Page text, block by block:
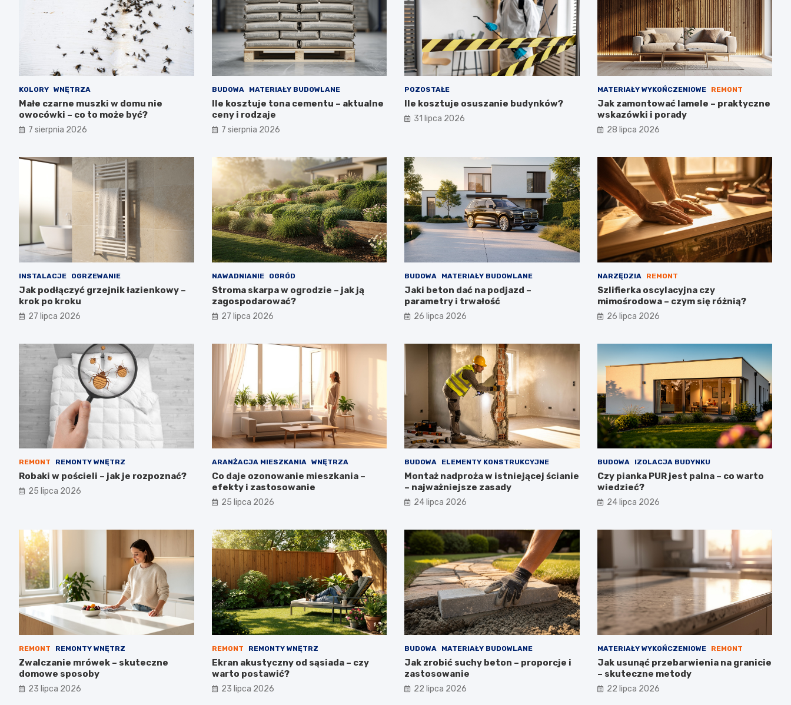
KOLORY WNĘTRZA
Małe czarne muszki w domu nie
owocówki – co to może być?
7 sierpnia 2026
BUDOWA MATERIAŁY BUDOWLANE
Ile kosztuje tona cementu – aktualne
ceny i rodzaje
7 sierpnia 2026
POZOSTAŁE
Ile kosztuje osuszanie budynków?
31 lipca 2026
MATERIAŁY WYKOŃCZENIOWE REMONT
Jak zamontować lamele – praktyczne
wskazówki i porady
28 lipca 2026
INSTALACJE OGRZEWANIE
Jak podłączyć grzejnik łazienkowy –
krok po kroku
27 lipca 2026
NAWADNIANIE OGRÓD
Stroma skarpa w ogrodzie – jak ją
zagospodarować?
27 lipca 2026
BUDOWA MATERIAŁY BUDOWLANE
Jaki beton dać na podjazd –
parametry i trwałość
26 lipca 2026
NARZĘDZIA REMONT
Szlifierka oscylacyjna czy
mimośrodowa – czym się różnią?
26 lipca 2026
REMONT REMONTY WNĘTRZ
Robaki w pościeli – jak je rozpoznać?
25 lipca 2026
ARANŻACJA MIESZKANIA WNĘTRZA
Co daje ozonowanie mieszkania –
efekty i zastosowanie
25 lipca 2026
BUDOWA ELEMENTY KONSTRUKCYJNE
Montaż nadproża w istniejącej ścianie
– najważniejsze zasady
24 lipca 2026
BUDOWA IZOLACJA BUDYNKU
Czy pianka PUR jest palna – co warto
wiedzieć?
24 lipca 2026
REMONT REMONTY WNĘTRZ
Zwalczanie mrówek – skuteczne
domowe sposoby
23 lipca 2026
REMONT REMONTY WNĘTRZ
Ekran akustyczny od sąsiada – czy
warto postawić?
23 lipca 2026
BUDOWA MATERIAŁY BUDOWLANE
Jak zrobić suchy beton – proporcje i
zastosowanie
22 lipca 2026
MATERIAŁY WYKOŃCZENIOWE REMONT
Jak usunąć przebarwienia na granicie
– skuteczne metody
22 lipca 2026